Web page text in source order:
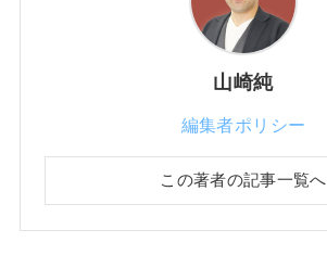
山崎純
編集者ポリシー
この著者の記事一覧へ